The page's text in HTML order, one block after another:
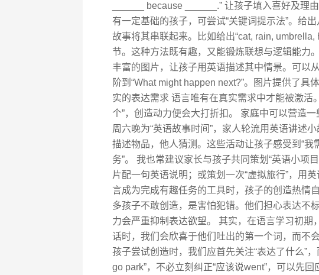
______ because ______.” 让孩子填入喜好及理
有一定基础的孩子，可尝试“关键词提示法”。给
故事将其串联起来。比如给出“cat, rain,
节。这种方法既有趣，又能锻炼联想与逻辑能力
丰富的图片，让孩子用英语描述其中情景。可以
阶到“What might happen next?”。图片提供了具
实的表达需求 语言唯有在真实需求中才能被激活
个”，创造动力便会大打折扣。 家庭中可以营造
周六晚为“英语故事时间”，家人轮流用英语讲述
描述物品，他人猜测。这些活动让孩子感受到“我
务”。 我也常建议家长与孩子共同策划“英语小项
片配一句英语说明；或策划一次“虚拟旅行”，用
言成为完成有趣任务的工具时，孩子的创造热情
多孩子不敢创造，是害怕犯错。他们担心表达不
力会严重抑制表达欲望。 其实，在语言学习初期
话时，我们会欣喜于他们吐出的第一个词，而不
孩子尝试创造时，我们应首先关注“表达了什么”，
go park”，不必立刻纠正“应该说went”，可以先